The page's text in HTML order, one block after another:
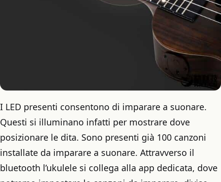
I LED presenti consentono di imparare a suonare.
Questi si illuminano infatti per mostrare dove
posizionare le dita. Sono presenti già 100 canzoni
installate da imparare a suonare. Attravverso il
bluetooth l’ukulele si collega alla app dedicata, dove